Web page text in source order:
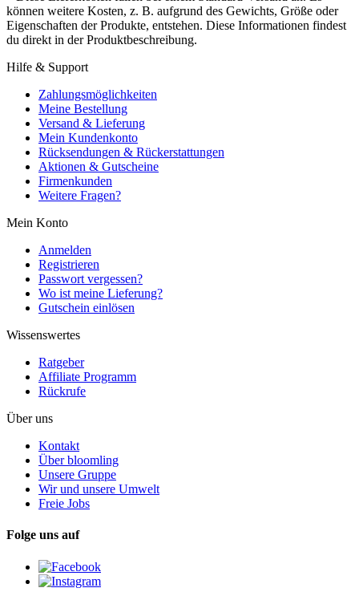
können weitere Kosten, z. B. aufgrund des Gewichts, Größe oder
Eigenschaften der Produkte, entstehen. Diese Informationen findest
du direkt in der Produktbeschreibung.
Hilfe & Support
Zahlungsmöglichkeiten
Meine Bestellung
Versand & Lieferung
Mein Kundenkonto
Rücksendungen & Rückerstattungen
Aktionen & Gutscheine
Firmenkunden
Weitere Fragen?
Mein Konto
Anmelden
Registrieren
Passwort vergessen?
Wo ist meine Lieferung?
Gutschein einlösen
Wissenswertes
Ratgeber
Affiliate Programm
Rückrufe
Über uns
Kontakt
Über bloomling
Unsere Gruppe
Wir und unsere Umwelt
Freie Jobs
Folge uns auf